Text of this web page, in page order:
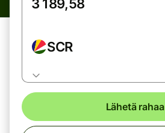
SCR
Lähetä rahaa